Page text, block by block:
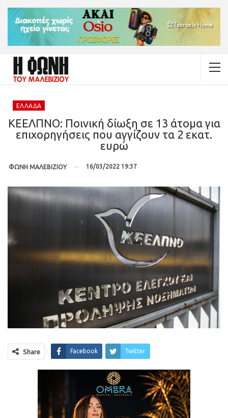
ΕΛΛΆΔΑ
ΚΕΕΛΠΝΟ: Ποινική δίωξη σε 13 άτομα για
επιχορηγήσεις που αγγίζουν τα 2 εκατ.
ευρώ
ΦΩΝΗ ΜΑΛΕΒΙΖΙΟΥ 16/03/2022 19:37
Share Facebook Twitter